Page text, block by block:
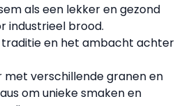
als een lekker en gezond
industrieel brood.
en het ambacht achter
met verschillende granen en
om unieke smaken en